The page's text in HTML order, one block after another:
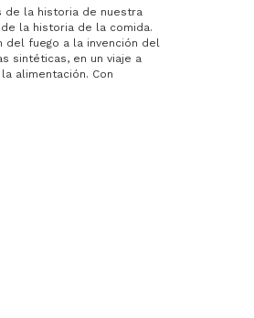
de la historia de nuestra
la historia de la comida.
fuego a la invención del
sintéticas, en un viaje a
alimentación. Con